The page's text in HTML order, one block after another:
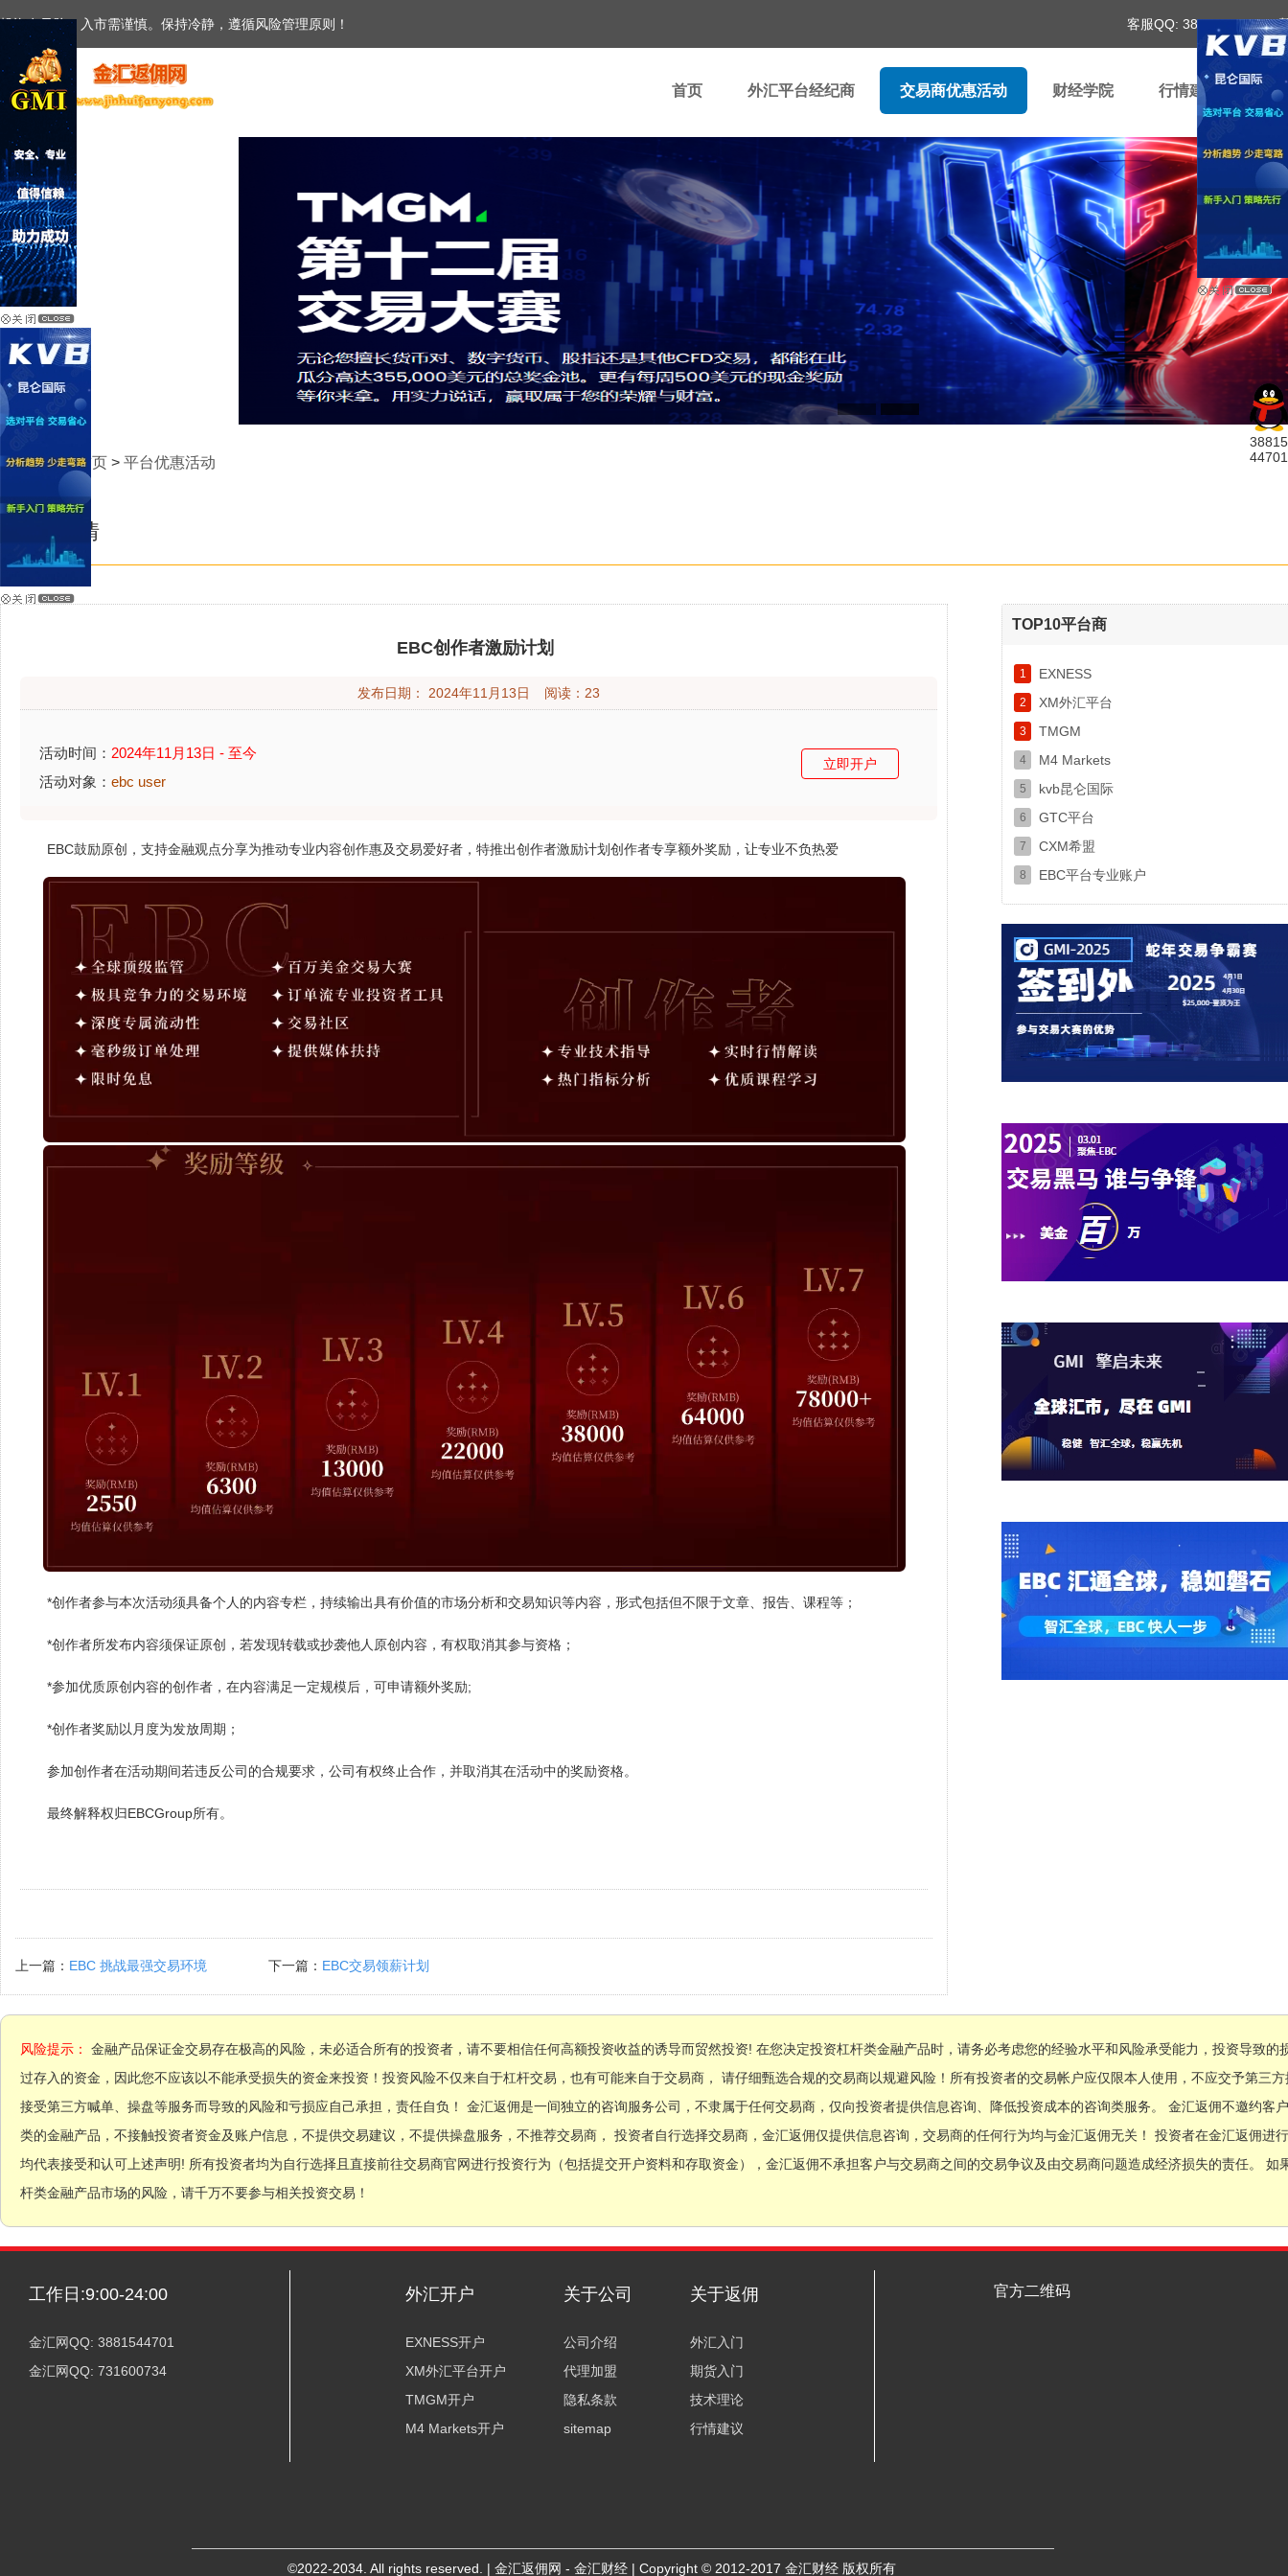
投资有风险，入市需谨慎。保持冷静，遵循风险管理原则！ 客服QQ: 3881544701
首页 外汇平台经纪商 交易商优惠活动 财经学院 行情建议
38815
44701
当前位置: 首页 > 平台优惠活动
活动详情
EBC创作者激励计划
发布日期： 2024年11月13日 阅读： 23
活动时间： 2024年11月13日 - 至今
活动对象： ebc user
立即开户
EBC鼓励原创，支持金融观点分享为推动专业内容创作惠及交易爱好者，特推出创作者激励计划创作者专享额外奖励，让专业不负热爱
*创作者参与本次活动须具备个人的内容专栏，持续输出具有价值的市场分析和交易知识等内容，形式包括但不限于文章、报告、课程等；
*创作者所发布内容须保证原创，若发现转载或抄袭他人原创内容，有权取消其参与资格；
*参加优质原创内容的创作者，在内容满足一定规模后，可申请额外奖励;
*创作者奖励以月度为发放周期；
参加创作者在活动期间若违反公司的合规要求，公司有权终止合作，并取消其在活动中的奖励资格。
最终解释权归EBCGroup所有。
上一篇： EBC 挑战最强交易环境 下一篇： EBC交易领薪计划
TOP10平台商
1 EXNESS
2 XM外汇平台
3 TMGM
4 M4 Markets
5 kvb昆仑国际
6 GTC平台
7 CXM希盟
8 EBC平台专业账户
风险提示：
金融产品保证金交易存在极高的风险，未必适合所有的投资者，请不要相信任何高额投资收益的诱导而贸然投资! 在您决定投资杠杆类金融产品时，请务必考虑您的经验水平和风险承受能力，投资导致的
过存入的资金，因此您不应该以不能承受损失的资金来投资！投资风险不仅来自于杠杆交易，也有可能来自于交易商， 请仔细甄选合规的交易商以规避风险！所有投资者的交易帐户应仅限本人使用，不应交予第三
接受第三方喊单、操盘等服务而导致的风险和亏损应自己承担，责任自负！ 金汇返佣是一间独立的咨询服务公司，不隶属于任何交易商，仅向投资者提供信息咨询、降低投资成本的咨询类服务。 金汇返佣不邀约客
类的金融产品，不接触投资者资金及账户信息，不提供交易建议，不提供操盘服务，不推荐交易商， 投资者自行选择交易商，金汇返佣仅提供信息咨询，交易商的任何行为均与金汇返佣无关！ 投资者在金汇返佣进
均代表接受和认可上述声明! 所有投资者均为自行选择且直接前往交易商官网进行投资行为（包括提交开户资料和存取资金），金汇返佣不承担客户与交易商之间的交易争议及由交易商问题造成经济损失的责任。 如
杆类金融产品市场的风险，请千万不要参与相关投资交易！
工作日:9:00-24:00
金汇网QQ: 3881544701
金汇网QQ: 731600734
外汇开户
EXNESS开户
XM外汇平台开户
TMGM开户
M4 Markets开户
关于公司
公司介绍
代理加盟
隐私条款
sitemap
关于返佣
外汇入门
期货入门
技术理论
行情建议
官方二维码
©2022-2034. All rights reserved. | 金汇返佣网 - 金汇财经 | Copyright © 2012-2017 金汇财经 版权所有